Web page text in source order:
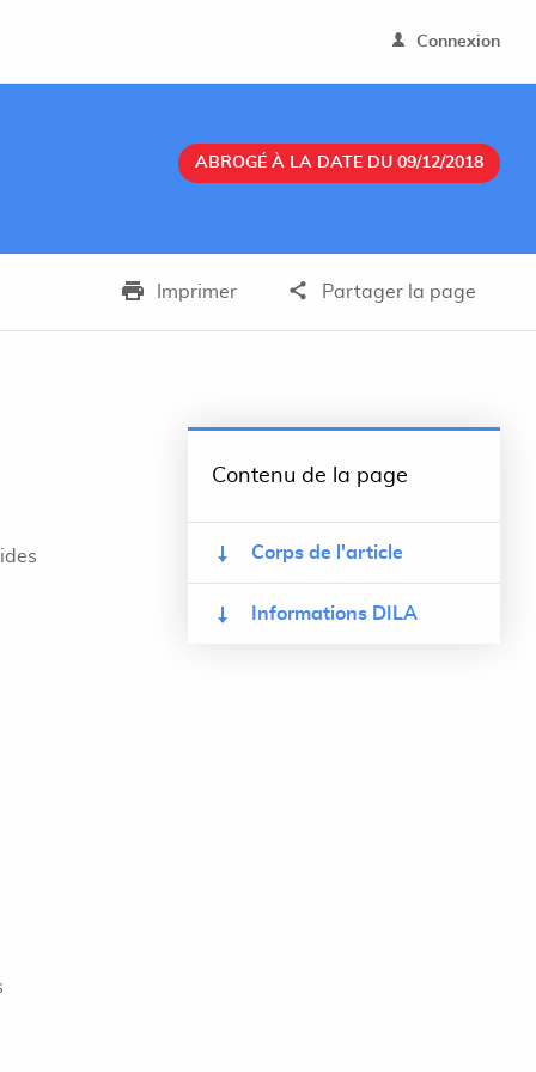
Connexion
ABROGÉ À LA DATE DU 09/12/2018
Imprimer Partager la page
Contenu de la page
Corps de l'article
Informations DILA